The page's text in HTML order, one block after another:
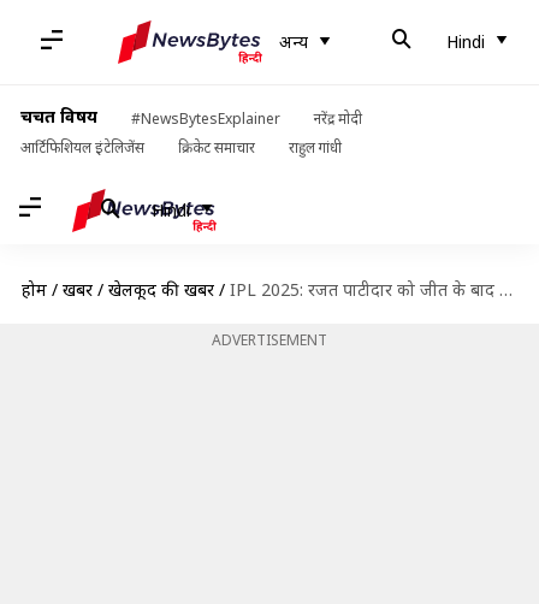
अन्य Hindi
चर्चित विषय #NewsBytesExplainer
नरेंद्र मोदी
आर्टिफिशियल इंटेलिजेंस
क्रिकेट समाचार राहुल गांधी
Hindi
होम / खबरें / खेलकूद की खबरें / IPL 2025: रजत पाटीदार को जीत के बाद मिला सजा, लगा 12 लाख रुपये का जुर्माना
ADVERTISEMENT